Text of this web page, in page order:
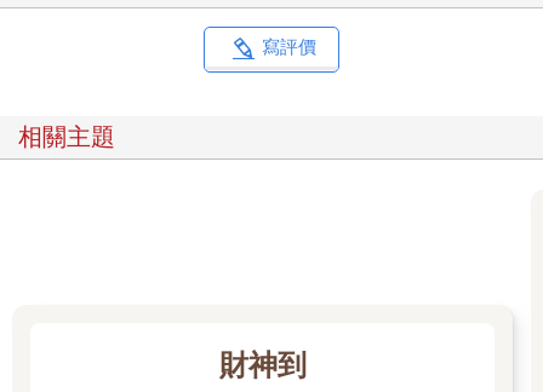
那一世，我出生在河南商丘郊區一戶貧窮的人家裡，上有年邁的
哥和一個姊姊。
因為世代貧困，所以我們家沒有自己的田地，都是靠租借農地耕
皮，配著麵糊水，就是我們一天的唯一一餐。偶爾連這一餐也沒
寫評價
相關主題
財神到